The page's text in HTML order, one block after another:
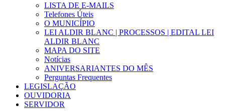
LISTA DE E-MAILS
Telefones Úteis
O MUNICÍPIO
LEI ALDIR BLANC | PROCESSOS | EDITAL LEI
ALDIR BLANC
MAPA DO SITE
Notícias
ANIVERSARIANTES DO MÊS
Perguntas Frequentes
LEGISLAÇÃO
OUVIDORIA
SERVIDOR